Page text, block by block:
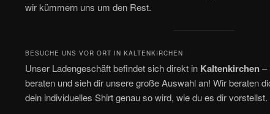
wir kümmern uns um den Rest.
BESUCHE UNS VOR ORT IN KALTENKIRCHEN
Unser Ladengeschäft befindet sich direkt in Kaltenkirchen–
beraten und sieh dir unsere große Auswahl an! Wir beraten
dein individuelles Shirt genau so wird, wie du es dir vorstellst.